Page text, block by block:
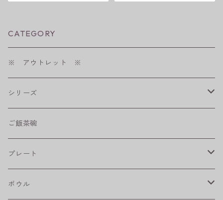
CATEGORY
※ アウトレット ※
シリーズ
shabby chic style
フラワーパレード
八角シリーズ
ご飯茶碗
プレート
楕円皿
ボウル